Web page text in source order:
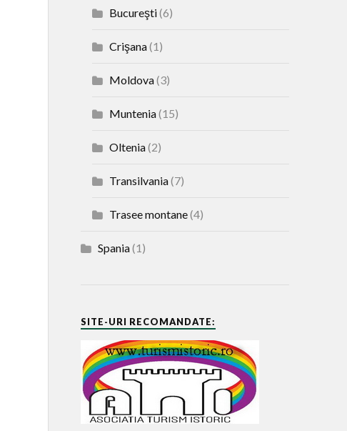
Bucureşti(6)
Crişana(1)
Moldova(3)
Muntenia(15)
Oltenia(2)
Transilvania(7)
Trasee montane(4)
Spania(1)
SITE-URI RECOMANDATE: